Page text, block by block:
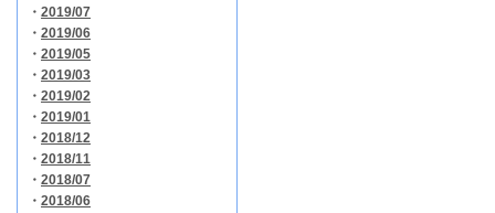
・ 2019/07
・ 2019/06
・ 2019/05
・ 2019/03
・ 2019/02
・ 2019/01
・ 2018/12
・ 2018/11
・ 2018/07
・ 2018/06